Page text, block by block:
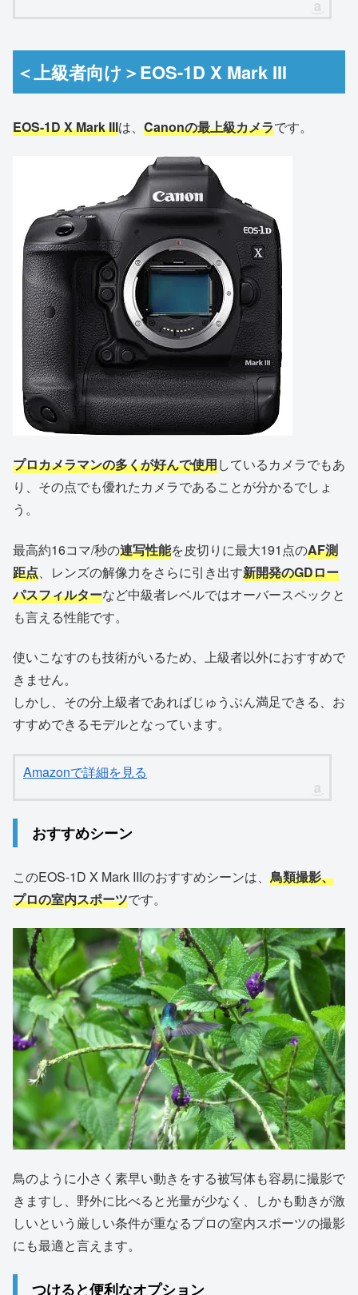
＜上級者向け＞EOS-1D X Mark III
EOS-1D X Mark IIIは、 Canonの最上級カメラです。
プロカメラマンの多くが好んで使用しているカメラでもあ
り、その点でも優れたカメラであることが分かるでしょ
う。
最高約16コマ/秒の連写性能を皮切りに最大191点のAF測
距点、レンズの解像力をさらに引き出す新開発のGDロー
パスフィルターなど中級者レベルではオーバースペックと
も言える性能です。
使いこなすのも技術がいるため、上級者以外におすすめで
きません。
しかし、その分上級者であればじゅうぶん満足できる、お
すすめできるモデルとなっています。
Amazonで詳細を見る
おすすめシーン
このEOS-1D X Mark IIIのおすすめシーンは、 鳥類撮影、
プロの室内スポーツです。
鳥のように小さく素早い動きをする被写体も容易に撮影で
きますし、野外に比べると光量が少なく、しかも動きが激
しいという厳しい条件が重なるプロの室内スポーツの撮影
にも最適と言えます。
つけると便利なオプション